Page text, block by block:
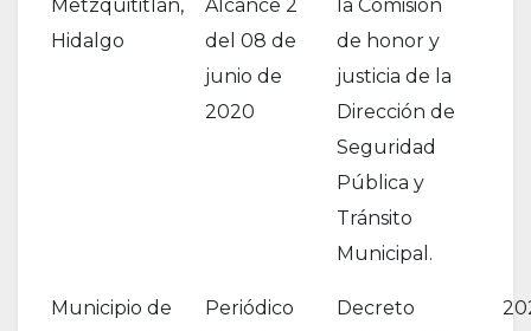
Metzquititlán,
Hidalgo
Alcance 2
del 08 de
junio de
2020
la Comisión
de honor y
justicia de la
Dirección de
Seguridad
Pública y
Tránsito
Municipal.
Municipio de
Periódico
Decreto